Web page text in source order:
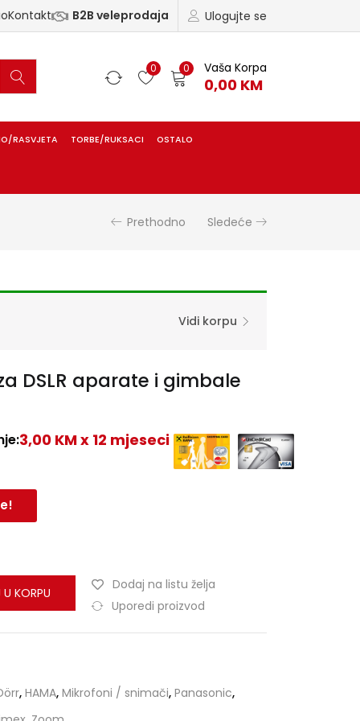
Ulogujte se
Kontakt B2B veleprodaja
0 0 Vaša Korpa
0,00 KM
RASVJETA TORBE/RUKSACI OSTALO
Prethodno Sledeće
Vidi korpu
DSLR aparate i gimbale
3,00 KM x 12 mjeseci
KORPU
Dodaj na listu želja
Uporedi proizvod
, HAMA, Mikrofoni / snimači, Panasonic,